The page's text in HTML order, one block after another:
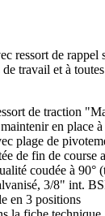
ressort de
de travail et à
de traction
en place
plage de
de fin de course
coudée à 90°
3/8" int.
en 3 positions